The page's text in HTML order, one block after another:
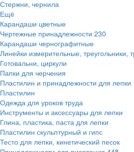
Стержни, чернила
Ещё
Карандаши цветные
Чертежные принадлежности 230
Карандаши чернографитные
Линейки измерительные, треугольники,
Готовальни, циркули
Папки для черчения
Пластилин и принадлежности для лепки
Пластилин
Одежда для уроков труда
Инструменты и аксессуары для лепки
Глина, пластика, паста для лепки
Пластилин скульптурный и гипс
Тесто для лепки, кинетический песок